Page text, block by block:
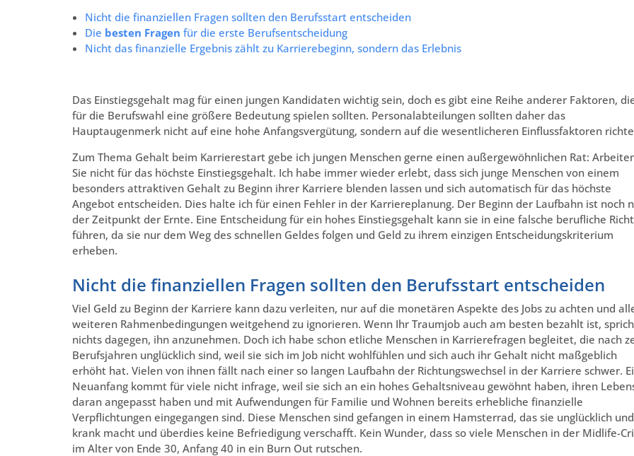
Nicht die finanziellen Fragen sollten den Berufsstart entscheiden
Die besten Fragen für die erste Berufsentscheidung
Nicht das finanzielle Ergebnis zählt zu Karrierebeginn, sondern das Erlebnis
Das Einstiegsgehalt mag für einen jungen Kandidaten wichtig sein, doch es gibt eine Reihe anderer Faktoren,
für die Berufswahl eine größere Bedeutung spielen sollten. Personalabteilungen sollten daher das
Hauptaugenmerk nicht auf eine hohe Anfangsvergütung, sondern auf die wesentlicheren Einflussfaktoren
Zum Thema Gehalt beim Karrierestart gebe ich jungen Menschen gerne einen außergewöhnlichen Rat:
Sie nicht für das höchste Einstiegsgehalt. Ich habe immer wieder erlebt, dass sich junge Menschen von einem
besonders attraktiven Gehalt zu Beginn ihrer Karriere blenden lassen und sich automatisch für das höchste
Angebot entscheiden. Dies halte ich für einen Fehler in der Karriereplanung. Der Beginn der Laufbahn ist noch
der Zeitpunkt der Ernte. Eine Entscheidung für ein hohes Einstiegsgehalt kann sie in eine falsche berufliche
führen, da sie nur dem Weg des schnellen Geldes folgen und Geld zu ihrem einzigen Entscheidungskriterium
erheben.
Nicht die finanziellen Fragen sollten den Berufsstart entscheiden
Viel Geld zu Beginn der Karriere kann dazu verleiten, nur auf die monetären Aspekte des Jobs zu achten und
weiteren Rahmenbedingungen weitgehend zu ignorieren. Wenn Ihr Traumjob auch am besten bezahlt ist,
nichts dagegen, ihn anzunehmen. Doch ich habe schon etliche Menschen in Karrierefragen begleitet, die nach
Berufsjahren unglücklich sind, weil sie sich im Job nicht wohlfühlen und sich auch ihr Gehalt nicht maßgeblich
erhöht hat. Vielen von ihnen fällt nach einer so langen Laufbahn der Richtungswechsel in der Karriere schwer.
Neuanfang kommt für viele nicht infrage, weil sie sich an ein hohes Gehaltsniveau gewöhnt haben, ihren
daran angepasst haben und mit Aufwendungen für Familie und Wohnen bereits erhebliche finanzielle
Verpflichtungen eingegangen sind. Diese Menschen sind gefangen in einem Hamsterrad, das sie unglücklich und
krank macht und überdies keine Befriedigung verschafft. Kein Wunder, dass so viele Menschen in der Midlife-
im Alter von Ende 30, Anfang 40 in ein Burn Out rutschen.